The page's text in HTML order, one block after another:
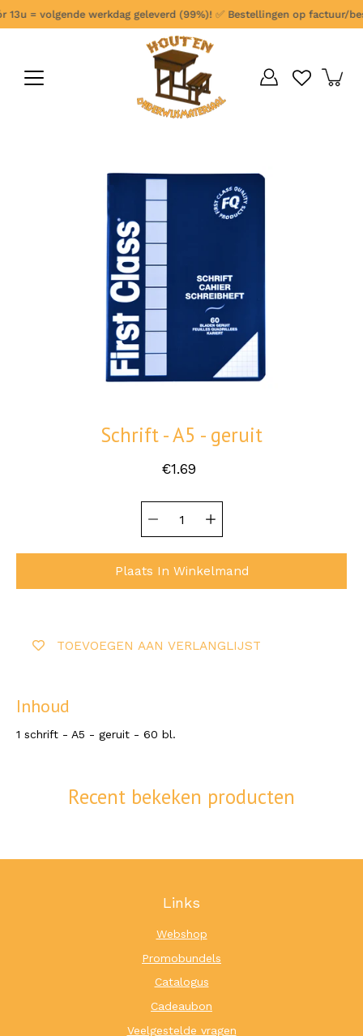
Ga
verder
= volgende werkdag geleverd (99%)!✅Bestellingen op factuur/
Schrift - A5 - geruit
€1.69
variant
selector
Plaats In Winkelmand
TOEVOEGEN AAN VERLANGLIJST
Inhoud
1 schrift - A5 - geruit - 60 bl.
Recent bekeken producten
Links
Webshop
Promobundels
Catalogus
Cadeaubon
Veelgestelde vragen